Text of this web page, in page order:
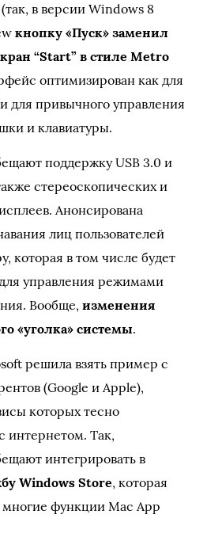
в версии Windows 8
кнопку «Пуск» заменил
“Start” в стиле Metro
оптимизирован как для
и для привычного управления
и клавиатуры.
поддержку USB 3.0 и
стереоскопических и
Анонсирована
лиц пользователей
которая в том числе будет
управления режимами
Вообще, изменения
«уголка» системы.
решила взять пример с
(Google и Apple),
которых тесно
интернетом. Так,
интегрировать в
Windows Store, которая
многие функции Mac App